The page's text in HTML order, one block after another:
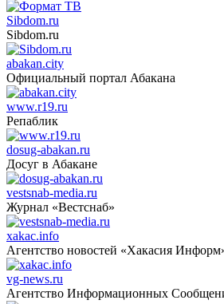
Sibdom.ru
Sibdom.ru
abakan.city
Официальный портал Абакана
www.r19.ru
Репаблик
dosug-abakan.ru
Досуг в Абакане
vestsnab-media.ru
Журнал «Вестснаб»
xakac.info
Агентство новостей «Хакасия
vg-news.ru
Агентство Информационных